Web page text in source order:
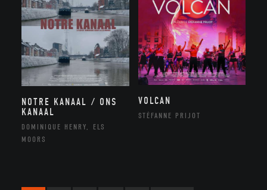
NOTRE KANAAL / ONS
KANAAL
DOMINIQUE HENRY, ELS
MOORS
VOLCAN
STÉFANNE PRIJOT